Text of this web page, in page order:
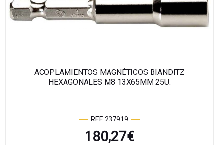
ACOPLAMIENTOS MAGNÉTICOS BIANDITZ
HEXAGONALES M8 13X65MM 25U.
REF. 237919
180,27€